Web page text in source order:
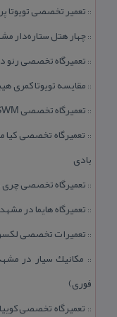
:: تعمیر تخصصی تویوتا
::چهار هتل‌ ستاره‌دار مشهد با
:: تعمیرگاه تخصصی رنو داستر در مشهد |
:: مقایسه تویوتا كمری
:: تعمیرگاه تخصصی SWM در مشهد | تعمیر موتور، گیربكس و عیب‌یابی برق
:: تعمیرگاه تخصصی كیا
بادی
:: تعمیرگاه تخصصی چری در مشهد | ۱۰ سال
:: تعمیرگاه هایما در
:: تعمیرات تخصصی
:: مكانیك سیار در
فوری)
::